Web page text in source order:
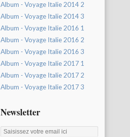
Album - Voyage Italie 2014 2
Album - Voyage Italie 2014 3
Album - Voyage Italie 2016 1
Album - Voyage Italie 2016 2
Album - Voyage Italie 2016 3
Album - Voyage Italie 2017 1
Album - Voyage Italie 2017 2
Album - Voyage Italie 2017 3
Newsletter